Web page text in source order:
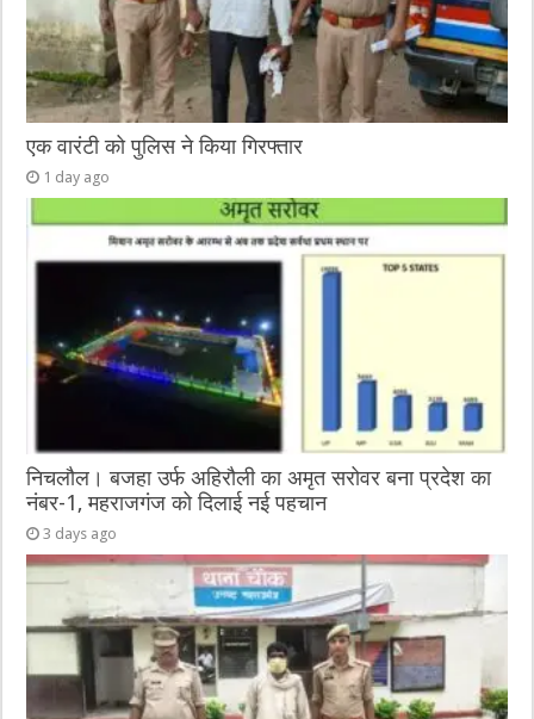
एक वारंटी को पुलिस ने किया गिरफ्तार
1 day ago
निचलौल। बजहा उर्फ अहिरौली का अमृत सरोवर बना प्रदेश का
नंबर-1, महराजगंज को दिलाई नई पहचान
3 days ago